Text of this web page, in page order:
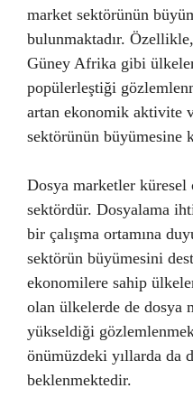
market sektörünün
bulunmaktadır.
Güney Afrika gibi
popülerleştiği
artan ekonomik aktivite
sektörünün büyümesine
Dosya marketler
sektördür. Dosyalama
bir çalışma ortamına
sektörün büyümesini
ekonomilere sahip
olan ülkelerde de dosya
yükseldiği
önümüzdeki yıllarda da
beklenmektedir.